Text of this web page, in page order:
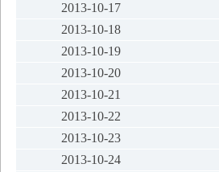
2013-10-17
2013-10-18
2013-10-19
2013-10-20
2013-10-21
2013-10-22
2013-10-23
2013-10-24